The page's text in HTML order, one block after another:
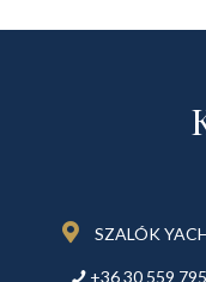
SZALÓK
+36 30 559